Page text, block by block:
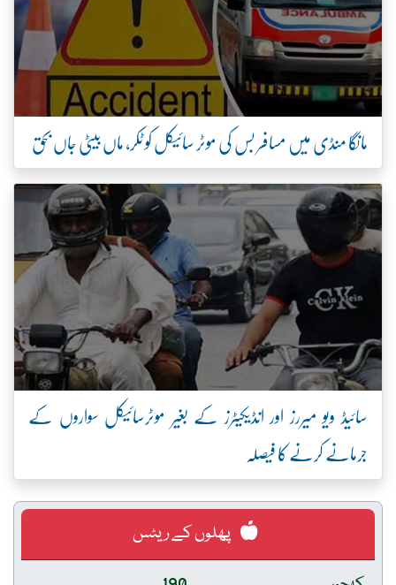
مانگا منڈی میں مسافر بس کی موٹر سائیکل کو ٹکر، ماں بیٹی جاں بحق
سائیڈ ویو میررز اور انڈیکیٹرز کے بغیر موٹرسائیکل سواروں کے
جرمانے کرنے کا فیصلہ
پھلوں کے ریٹس